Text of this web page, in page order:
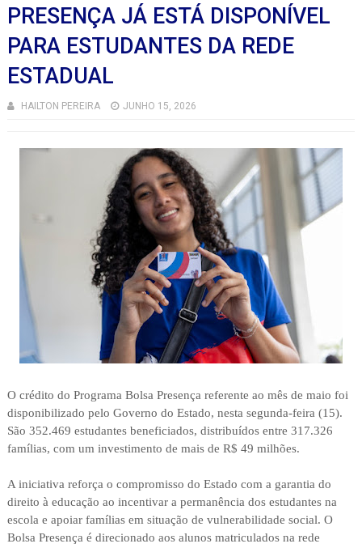
PRESENÇA JÁ ESTÁ DISPONÍVEL
PARA ESTUDANTES DA REDE
ESTADUAL
HAILTON PEREIRA JUNHO 15, 2026
O crédito do Programa Bolsa Presença referente ao mês de maio foi
disponibilizado pelo Governo do Estado, nesta segunda-feira (15).
São 352.469 estudantes beneficiados, distribuídos entre 317.326
famílias, com um investimento de mais de R$ 49 milhões.
A iniciativa reforça o compromisso do Estado com a garantia do
direito à educação ao incentivar a permanência dos estudantes na
escola e apoiar famílias em situação de vulnerabilidade social. O
Bolsa Presença é direcionado aos alunos matriculados na rede